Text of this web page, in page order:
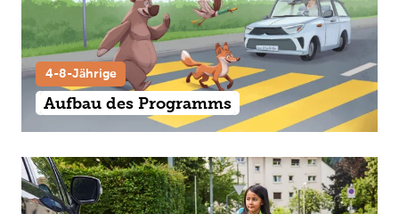
4-8-Jährige
Aufbau des Programms